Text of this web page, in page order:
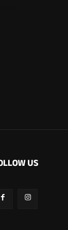
US